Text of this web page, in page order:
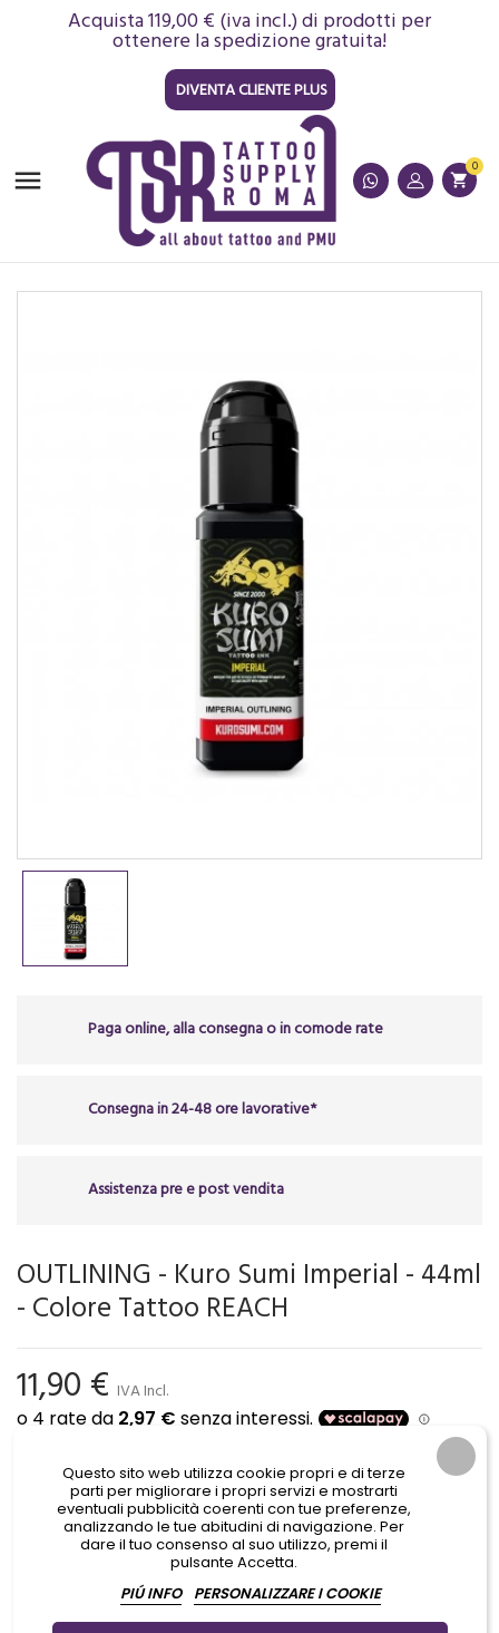
Acquista 119,00 € (iva incl.) di prodotti per
ottenere la spedizione gratuita!
DIVENTA CLIENTE PLUS
 shopping_cart
0
Paga online, alla consegna o in comode rate
Consegna in 24-48 ore lavorative*
Assistenza pre e post vendita
OUTLINING - Kuro Sumi Imperial - 44ml
- Colore Tattoo REACH
11,90 € IVA Incl.
Nuova gamma Imperial pienamente conforme alle nuove
normative UE REACH
Inchiostro impeccabile e vibrante
Questo sito web utilizza cookie propri e di terze
parti per migliorare i propri servizi e mostrarti
eventuali pubblicità coerenti con tue preferenze,
analizzando le tue abitudini di navigazione. Per
dare il tuo consenso al suo utilizzo, premi il
pulsante Accetta.
PIÚ INFO
PERSONALIZZARE I COOKIE